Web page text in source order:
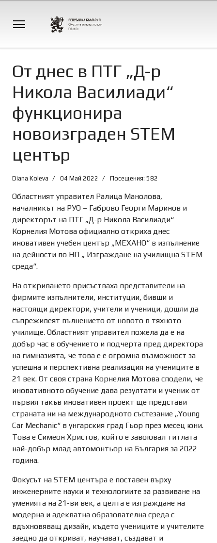
От днес в ПТГ „Д-р
Никола Василиади“
функционира
новоизграден STEM
център
Diana Koleva 04 Май 2022 Посещения: 582
Областният управител Ралица Манолова,
началникът на РУО – Габрово Георги Маринов и
директорът на ПТГ „Д-р Никола Василиади“
Корнелия Мотова официално откриха днес
иновативен учебен център „МЕХАНО“ в изпълнение
на дейности по НП „ Изграждане на училищна STEM
среда“.
На откриването присъстваха представители на
фирмите изпълнители, институции, бивши и
настоящи директори, учители и ученици, дошли да
съпреживеят вълнението от новото в тяхното
училище. Областният управител пожела да е на
добър час в обучението и подчерта пред директора
на гимназията, че това е е огромна възможност за
успешна и перспективна реализация на учениците в
21 век. От своя страна Корнелия Мотова сподели, че
иновативното обучение дава резултати и ученик от
първия такъв иновативен проект ще представи
страната ни на международното състезание „Young
Car Mechanic“ в унгарския град Гьор през месец юни.
Това е Симеон Христов, който е завоювал титлата
най-добър млад автомонтьор на България за 2022
година.
Фокусът на STEM центъра е поставен върху
инженерните науки и технологиите за развиване на
уменията на 21-ви век, а целта е изграждане на
модерна и адекватна образователна среда с
вдъхновяващ дизайн, където учениците и учителите
заедно да откриват, научават, създават и